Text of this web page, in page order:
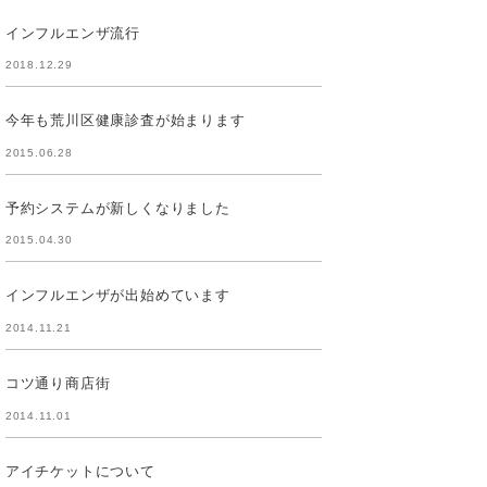
インフルエンザ流行
2018.12.29
今年も荒川区健康診査が始まります
2015.06.28
予約システムが新しくなりました
2015.04.30
インフルエンザが出始めています
2014.11.21
コツ通り商店街
2014.11.01
アイチケットについて